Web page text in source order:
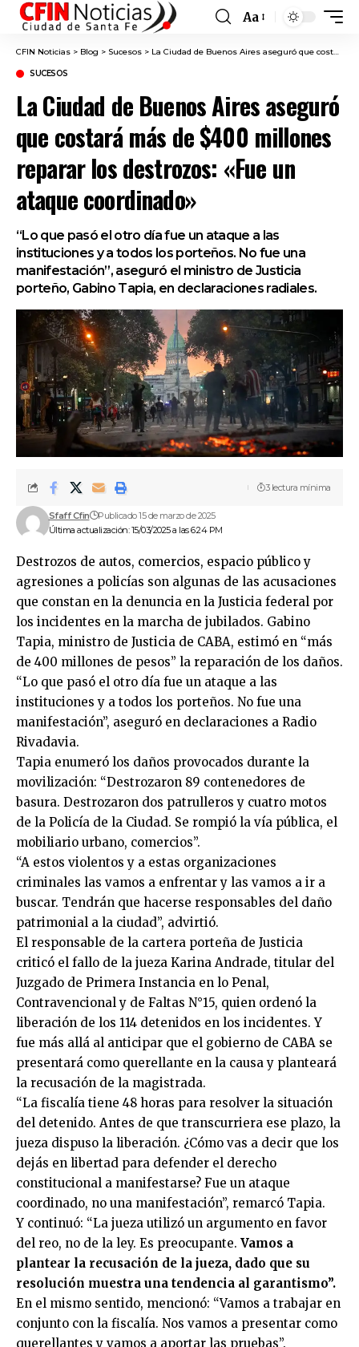
Font
Resizer
Aa
CFIN Noticias > Blog > Sucesos > La Ciudad de Buenos Aires aseguró que costará más de $400 millones reparar los destrozos: «Fue un ataque coordinado»
SUCESOS
La Ciudad de Buenos Aires aseguró
que costará más de $400 millones
reparar los destrozos: «Fue un
ataque coordinado»
“Lo que pasó el otro día fue un ataque a las
instituciones y a todos los porteños. No fue una
manifestación”, aseguró el ministro de Justicia
porteño, Gabino Tapia, en declaraciones radiales.
Última actualización: 15/03/2025 a las 6:24 PM
Sfaff Cfin Publicado 15 de marzo de 2025
3 lectura mínima
Destrozos de autos, comercios, espacio público y
agresiones a policías son algunas de las acusaciones
que constan en la denuncia en la Justicia federal por
los incidentes en la marcha de jubilados. Gabino
Tapia, ministro de Justicia de CABA, estimó en “más
de 400 millones de pesos” la reparación de los daños.
“Lo que pasó el otro día fue un ataque a las
instituciones y a todos los porteños. No fue una
manifestación”, aseguró en declaraciones a Radio
Rivadavia.
Tapia enumeró los daños provocados durante la
movilización: “Destrozaron 89 contenedores de
basura. Destrozaron dos patrulleros y cuatro motos
de la Policía de la Ciudad. Se rompió la vía pública, el
mobiliario urbano, comercios”.
“A estos violentos y a estas organizaciones
criminales las vamos a enfrentar y las vamos a ir a
buscar. Tendrán que hacerse responsables del daño
patrimonial a la ciudad”, advirtió.
El responsable de la cartera porteña de Justicia
criticó el fallo de la jueza Karina Andrade, titular del
Juzgado de Primera Instancia en lo Penal,
Contravencional y de Faltas N°15, quien ordenó la
liberación de los 114 detenidos en los incidentes. Y
fue más allá al anticipar que el gobierno de CABA se
presentará como querellante en la causa y planteará
la recusación de la magistrada.
“La fiscalía tiene 48 horas para resolver la situación
del detenido. Antes de que transcurriera ese plazo, la
jueza dispuso la liberación. ¿Cómo vas a decir que los
dejás en libertad para defender el derecho
constitucional a manifestarse? Fue un ataque
coordinado, no una manifestación”, remarcó Tapia.
Y continuó: “La jueza utilizó un argumento en favor
del reo, no de la ley. Es preocupante. Vamos a
plantear la recusación de la jueza, dado que su
resolución muestra una tendencia al garantismo”.
En el mismo sentido, mencionó: “Vamos a trabajar en
conjunto con la fiscalía. Nos vamos a presentar como
querellantes y vamos a aportar las pruebas”.